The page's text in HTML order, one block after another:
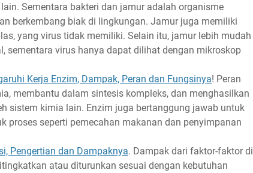
Sementara bakteri dan jamur adalah organisme
berkembang biak di lingkungan. Jamur juga memiliki
yang virus tidak memiliki. Selain itu, jamur lebih mudah
sementara virus hanya dapat dilihat dengan mikroskop
Kerja Enzim, Dampak, Peran dan Fungsinya! Peran
membantu dalam sintesis kompleks, dan menghasilkan
sistem kimia lain. Enzim juga bertanggung jawab untuk
proses seperti pemecahan makanan dan penyimpanan
Pengertian dan Dampaknya. Dampak dari faktor-faktor di
atau diturunkan sesuai dengan kebutuhan